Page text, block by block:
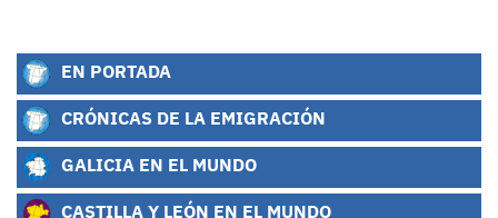
EN PORTADA
CRÓNICAS DE LA EMIGRACIÓN
GALICIA EN EL MUNDO
CASTILLA Y LEÓN EN EL MUNDO